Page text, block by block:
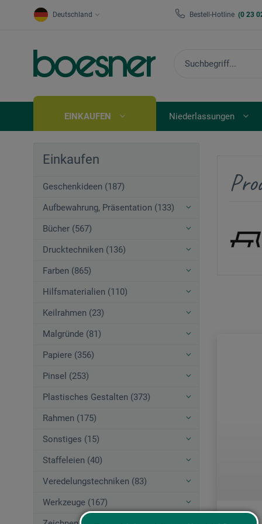
Deutschland Bestell-Hotline (0 23
EINKAUFEN Niederlassungen
Einkaufen
Geschenkideen (187)
Aufbewahrung, Präsentation (133)
Bücher (567)
Drucktechniken (136)
Farben (865)
Hilfsmaterialien (110)
Keilrahmen (23)
Malgründe (81)
Papiere (356)
Pinsel (253)
Plastisches Gestalten (373)
Rahmen (175)
Sonstiges (15)
Staffeleien (40)
Veredelungstechniken (83)
Werkzeuge (167)